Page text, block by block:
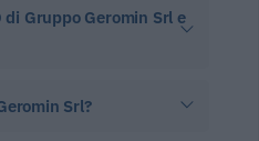
di Gruppo Geromin Srl e
Srl?